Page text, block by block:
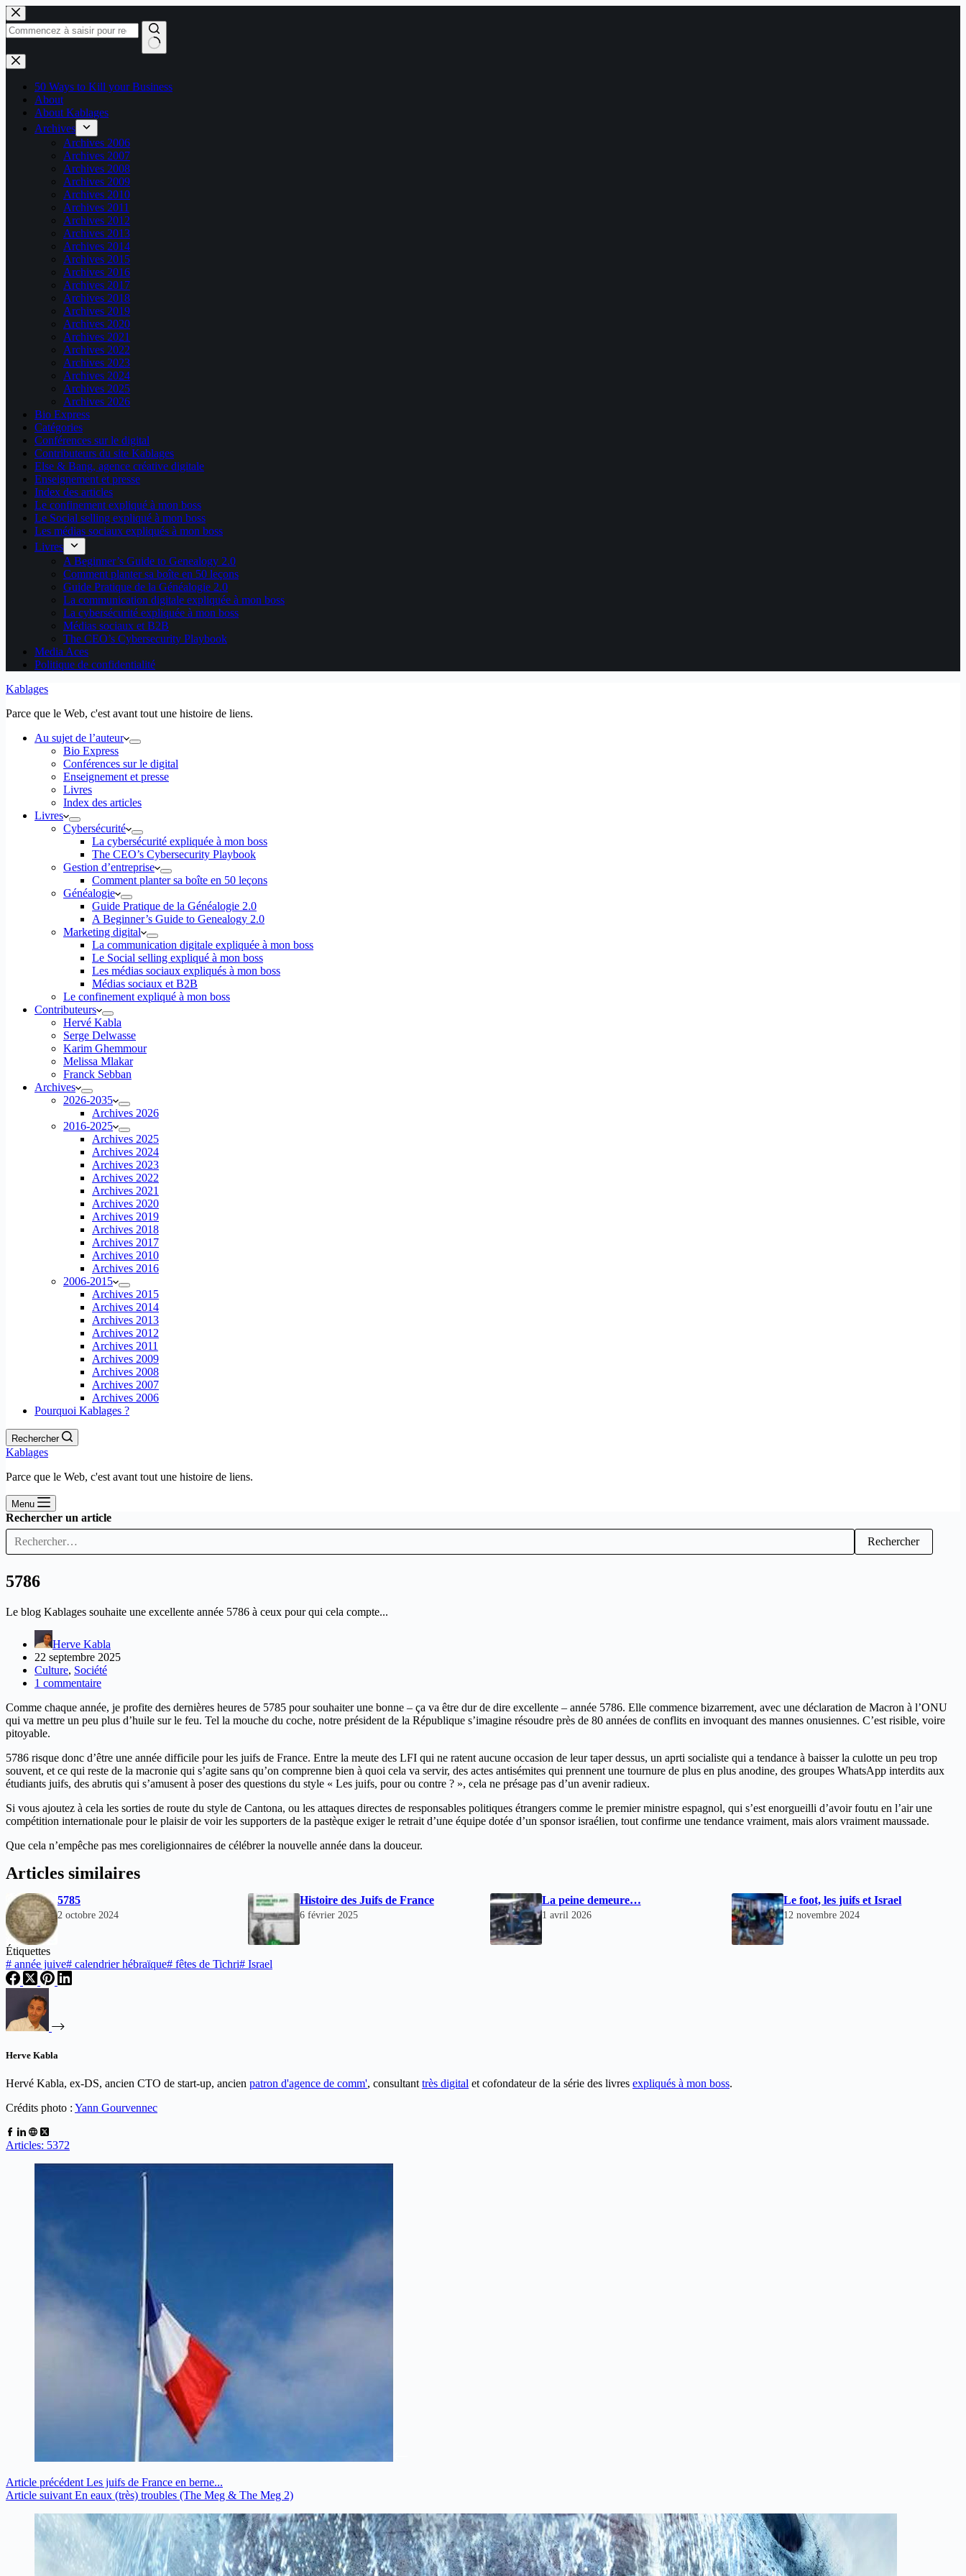
Passer
au
contenu
Aucun
résultat
50 Ways to Kill your Business
About
About Kablages
Archives
Archives 2006
Archives 2007
Archives 2008
Archives 2009
Archives 2010
Archives 2011
Archives 2012
Archives 2013
Archives 2014
Archives 2015
Archives 2016
Archives 2017
Archives 2018
Archives 2019
Archives 2020
Archives 2021
Archives 2022
Archives 2023
Archives 2024
Archives 2025
Archives 2026
Bio Express
Catégories
Conférences sur le digital
Contributeurs du site Kablages
Else & Bang, agence créative digitale
Enseignement et presse
Index des articles
Le confinement expliqué à mon boss
Le Social selling expliqué à mon boss
Les médias sociaux expliqués à mon boss
Livres
A Beginner’s Guide to Genealogy 2.0
Comment planter sa boîte en 50 leçons
Guide Pratique de la Généalogie 2.0
La communication digitale expliquée à mon boss
La cybersécurité expliquée à mon boss
Médias sociaux et B2B
The CEO’s Cybersecurity Playbook
Media Aces
Politique de confidentialité
Kablages
Parce que le Web, c'est avant tout une histoire de liens.
Au sujet de l’auteur
Bio Express
Conférences sur le digital
Enseignement et presse
Livres
Index des articles
Livres
Cybersécurité
La cybersécurité expliquée à mon boss
The CEO’s Cybersecurity Playbook
Gestion d’entreprise
Comment planter sa boîte en 50 leçons
Généalogie
Guide Pratique de la Généalogie 2.0
A Beginner’s Guide to Genealogy 2.0
Marketing digital
La communication digitale expliquée à mon boss
Le Social selling expliqué à mon boss
Les médias sociaux expliqués à mon boss
Médias sociaux et B2B
Le confinement expliqué à mon boss
Contributeurs
Hervé Kabla
Serge Delwasse
Karim Ghemmour
Melissa Mlakar
Franck Sebban
Archives
2026-2035
Archives 2026
2016-2025
Archives 2025
Archives 2024
Archives 2023
Archives 2022
Archives 2021
Archives 2020
Archives 2019
Archives 2018
Archives 2017
Archives 2010
Archives 2016
2006-2015
Archives 2015
Archives 2014
Archives 2013
Archives 2012
Archives 2011
Archives 2009
Archives 2008
Archives 2007
Archives 2006
Pourquoi Kablages ?
Rechercher
Kablages
Parce que le Web, c'est avant tout une histoire de liens.
Menu
Rechercher un article
Rechercher
5786
Le blog Kablages souhaite une excellente année 5786 à ceux pour qui cela compte...
Herve Kabla
22 septembre 2025
Culture, Société
1 commentaire
Comme chaque année, je profite des dernières heures de 5785 pour souhaiter une bonne – ça va être dur de dire excellente – année 5786. Elle commence bizarrement, avec une déclaration de Macron à l’ONU
qui va mettre un peu plus d’huile sur le feu. Tel la mouche du coche, notre président de la République s’imagine résoudre près de 80 années de conflits en invoquant des mannes onusiennes. C’est risible, voire
pitoyable.
5786 risque donc d’être une année difficile pour les juifs de France. Entre la meute des LFI qui ne ratent aucune occasion de leur taper dessus, un aprti socialiste qui a tendance à baisser la culotte un peu trop
souvent, et ce qui reste de la macronie qui s’agite sans qu’on comprenne bien à quoi cela va servir, des actes antisémites qui prennent une tournure de plus en plus anodine, des groupes WhatsApp interdits aux
étudiants juifs, des abrutis qui s’amusent à poser des questions du style « Les juifs, pour ou contre ? », cela ne présage pas d’un avenir radieux.
Si vous ajoutez à cela les sorties de route du style de Cantona, ou les attaques directes de responsables politiques étrangers comme le premier ministre espagnol, qui s’est enorgueilli d’avoir foutu en l’air une
compétition internationale pour le plaisir de voir les supporters de la pastèque exiger le retrait d’une équipe dotée d’un sponsor israélien, tout confirme une tendance vraiment, mais alors vraiment maussade.
Que cela n’empêche pas mes coreligionnaires de célébrer la nouvelle année dans la douceur.
Articles similaires
5785
2 octobre 2024
Histoire des Juifs de France
6 février 2025
La peine demeure…
1 avril 2026
Le foot, les juifs et Israel
12 novembre 2024
Étiquettes
# année juive# calendrier hébraïque# fêtes de Tichri# Israel
Herve Kabla
Hervé Kabla, ex-DS, ancien CTO de start-up, ancien patron d'agence de comm', consultant très digital et cofondateur de la série des livres expliqués à mon boss.
Crédits photo : Yann Gourvennec
Articles: 5372
Article précédent Les juifs de France en berne...
Article suivant En eaux (très) troubles (The Meg & The Meg 2)